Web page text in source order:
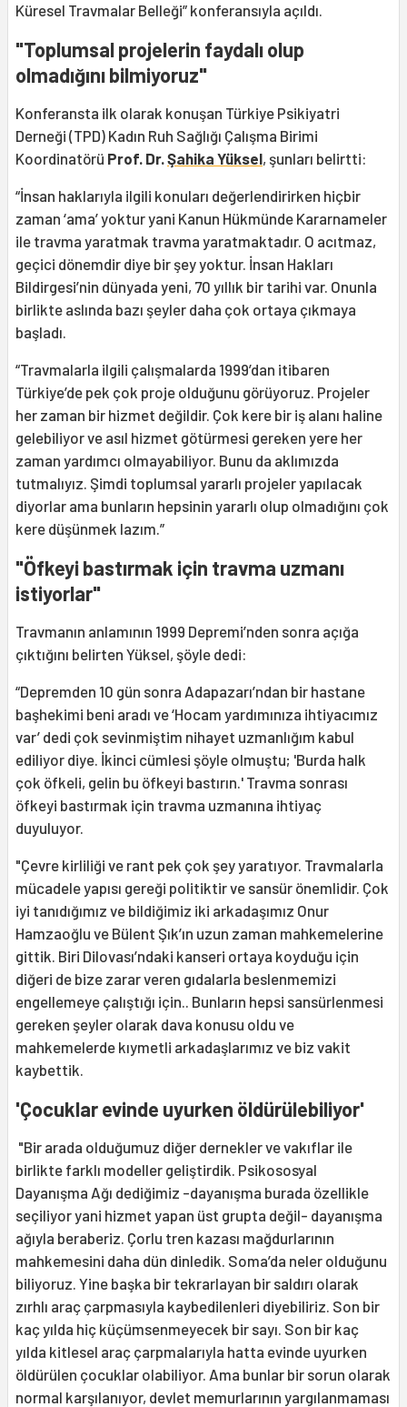
Küresel Travmalar Belleği” konferansıyla açıldı.
"Toplumsal projelerin faydalı olup
olmadığını bilmiyoruz"
Konferansta ilk olarak konuşan Türkiye Psikiyatri
Derneği (TPD) Kadın Ruh Sağlığı Çalışma Birimi
Koordinatörü Prof. Dr.Şahika Yüksel, şunları belirtti:
“İnsan haklarıyla ilgili konuları değerlendirirken hiçbir
zaman ‘ama’ yoktur yani Kanun Hükmünde Kararnameler
ile travma yaratmak travma yaratmaktadır. O acıtmaz,
geçici dönemdir diye bir şey yoktur. İnsan Hakları
Bildirgesi’nin dünyada yeni, 70 yıllık bir tarihi var. Onunla
birlikte aslında bazı şeyler daha çok ortaya çıkmaya
başladı.
“Travmalarla ilgili çalışmalarda 1999’dan itibaren
Türkiye’de pek çok proje olduğunu görüyoruz. Projeler
her zaman bir hizmet değildir. Çok kere bir iş alanı haline
gelebiliyor ve asıl hizmet götürmesi gereken yere her
zaman yardımcı olmayabiliyor. Bunu da aklımızda
tutmalıyız. Şimdi toplumsal yararlı projeler yapılacak
diyorlar ama bunların hepsinin yararlı olup olmadığını çok
kere düşünmek lazım.”
"Öfkeyi bastırmak için travma uzmanı
istiyorlar"
Travmanın anlamının 1999 Depremi’nden sonra açığa
çıktığını belirten Yüksel, şöyle dedi:
“Depremden 10 gün sonra Adapazarı’ndan bir hastane
başhekimi beni aradı ve ‘Hocam yardımınıza ihtiyacımız
var’ dedi çok sevinmiştim nihayet uzmanlığım kabul
ediliyor diye. İkinci cümlesi şöyle olmuştu; 'Burda halk
çok öfkeli, gelin bu öfkeyi bastırın.' Travma sonrası
öfkeyi bastırmak için travma uzmanına ihtiyaç
duyuluyor.
"Çevre kirliliği ve rant pek çok şey yaratıyor. Travmalarla
mücadele yapısı gereği politiktir ve sansür önemlidir. Çok
iyi tanıdığımız ve bildiğimiz iki arkadaşımız Onur
Hamzaoğlu ve Bülent Şık’ın uzun zaman mahkemelerine
gittik. Biri Dilovası’ndaki kanseri ortaya koyduğu için
diğeri de bize zarar veren gıdalarla beslenmemizi
engellemeye çalıştığı için.. Bunların hepsi sansürlenmesi
gereken şeyler olarak dava konusu oldu ve
mahkemelerde kıymetli arkadaşlarımız ve biz vakit
kaybettik.
'Çocuklar evinde uyurken öldürülebiliyor'
"Bir arada olduğumuz diğer dernekler ve vakıflar ile
birlikte farklı modeller geliştirdik. Psikososyal
Dayanışma Ağı dediğimiz -dayanışma burada özellikle
seçiliyor yani hizmet yapan üst grupta değil- dayanışma
ağıyla beraberiz. Çorlu tren kazası mağdurlarının
mahkemesini daha dün dinledik. Soma’da neler olduğunu
biliyoruz. Yine başka bir tekrarlayan bir saldırı olarak
zırhlı araç çarpmasıyla kaybedilenleri diyebiliriz. Son bir
kaç yılda hiç küçümsenmeyecek bir sayı. Son bir kaç
yılda kitlesel araç çarpmalarıyla hatta evinde uyurken
öldürülen çocuklar olabiliyor. Ama bunlar bir sorun olarak
normal karşılanıyor, devlet memurlarının yargılanmaması